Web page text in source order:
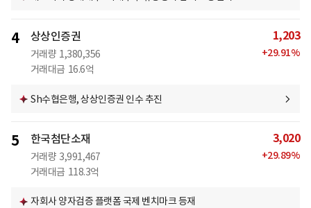
4 상상인증권
거래량 1,380,356
거래대금 16.6억
1,203
+29.91%
Sh수협은행, 상상인증권 인수 추진
5 한국첨단소재
거래량 3,991,467
거래대금 118.3억
3,020
+29.89%
자회사 양자검증 플랫폼 국제 벤치마크 등재